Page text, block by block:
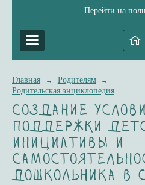
Перейти на
Главная → Родителям →
Родительская энциклопедия
Создание
поддержки
инициативы и
дошкольника в